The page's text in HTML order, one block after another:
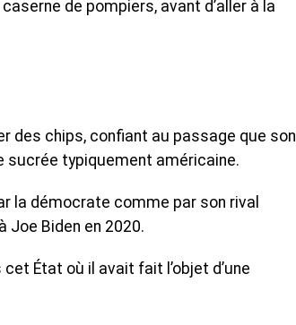
de pompiers, avant d’aller à la
des chips, confiant au passage que son
sucrée typiquement américaine.
la démocrate comme par son rival
Joe Biden en 2020.
État où il avait fait l’objet d’une